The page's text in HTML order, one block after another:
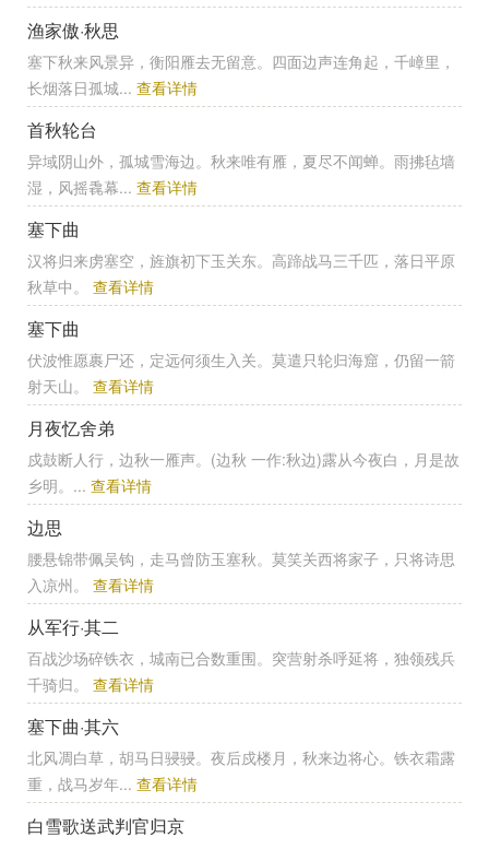
渔家傲·秋思
塞下秋来风景异，衡阳雁去无留意。四面边声连角起，千嶂里，
长烟落日孤城... 查看详情
首秋轮台
异域阴山外，孤城雪海边。秋来唯有雁，夏尽不闻蝉。雨拂毡墙
湿，风摇毳幕... 查看详情
塞下曲
汉将归来虏塞空，旌旗初下玉关东。高蹄战马三千匹，落日平原
秋草中。 查看详情
塞下曲
伏波惟愿裹尸还，定远何须生入关。莫遣只轮归海窟，仍留一箭
射天山。 查看详情
月夜忆舍弟
戍鼓断人行，边秋一雁声。(边秋 一作:秋边)露从今夜白，月是故
乡明。... 查看详情
边思
腰悬锦带佩吴钩，走马曾防玉塞秋。莫笑关西将家子，只将诗思
入凉州。 查看详情
从军行·其二
百战沙场碎铁衣，城南已合数重围。突营射杀呼延将，独领残兵
千骑归。 查看详情
塞下曲·其六
北风凋白草，胡马日骎骎。夜后戍楼月，秋来边将心。铁衣霜露
重，战马岁年... 查看详情
白雪歌送武判官归京